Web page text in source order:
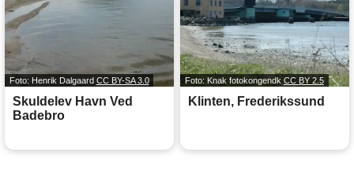
Foto: Henrik Dalgaard CC BY-SA 3.0
Skuldelev Havn Ved
Badebro
Foto: Knak fotokongendk CC BY 2.5
Klinten, Frederikssund